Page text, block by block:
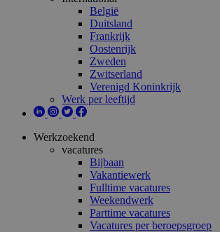
België
Duitsland
Frankrijk
Oostenrijk
Zweden
Zwitserland
Verenigd Koninkrijk
Werk per leeftijd
Werkzoekend
vacatures
Bijbaan
Vakantiewerk
Fulltime vacatures
Weekendwerk
Parttime vacatures
Vacatures per beroepsgroep